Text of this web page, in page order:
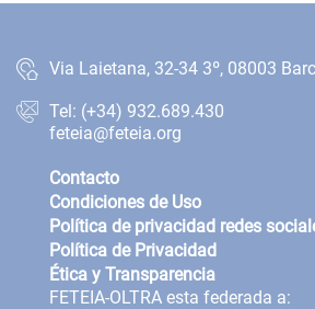
Via Laietana, 32-34 3º, 08003
Tel: (+34) 932.689.430
feteia@feteia.org
Contacto
Condiciones de Uso
Política de privacidad redes
Política de Privacidad
Ética y Transparencia
FETEIA-OLTRA esta federada a: